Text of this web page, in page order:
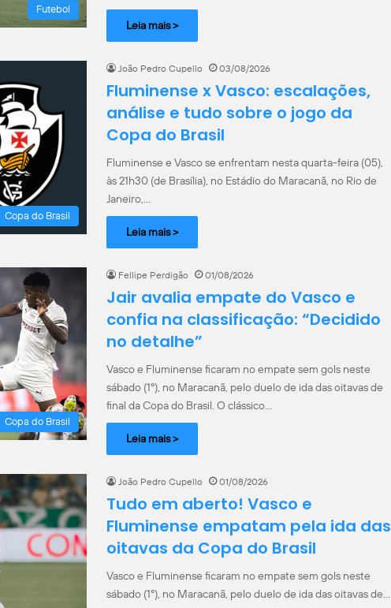
Futebol
Leia mais >
Copa do Brasil
João Pedro Cupello 03/08/2026
Fluminense x Vasco: escalações,
análise e tudo sobre o jogo da
Copa do Brasil
Fluminense e Vasco se enfrentam nesta quarta-feira (05),
às 21h30 (de Brasília), no Estádio do Maracanã, no Rio de
Janeiro,…
Leia mais >
Copa do Brasil
Fellipe Perdigão 01/08/2026
Jair avalia empate do Vasco e
confia na classificação: “Decidido
no detalhe”
Vasco e Fluminense ficaram no empate sem gols neste
sábado (1º), no Maracanã, pelo duelo de ida das oitavas de
final da Copa do Brasil. O clássico…
Leia mais >
João Pedro Cupello 01/08/2026
Tudo em aberto! Vasco e
Fluminense empatam pela ida das
oitavas da Copa do Brasil
Vasco e Fluminense ficaram no empate sem gols neste
sábado (1º), no Maracanã, pelo duelo de ida das oitavas de…